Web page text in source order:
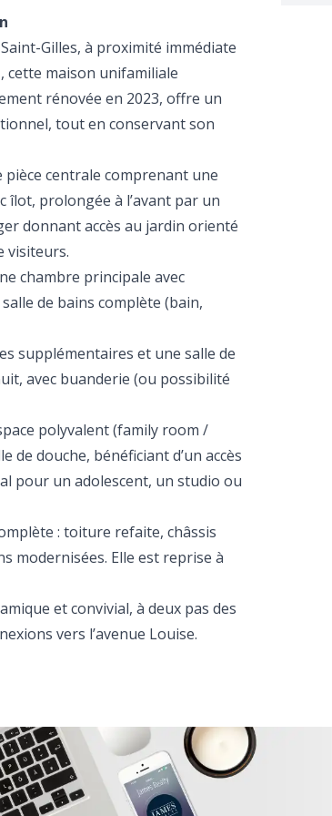
Gilles, à proximité immédiate
cette maison unifamiliale
rénovée en 2023, offre un
tout en conservant son
pièce centrale comprenant une
îlot, prolongée à l’avant par un
donnant accès au jardin orienté
visiteurs.
chambre principale avec
de bains complète (bain,
supplémentaires et une salle de
avec buanderie (ou possibilité
polyvalent (family room /
de douche, bénéficiant d’un accès
pour un adolescent, un studio ou
: toiture refaite, châssis
modernisées. Elle est reprise à
et convivial, à deux pas des
vers l’avenue Louise.